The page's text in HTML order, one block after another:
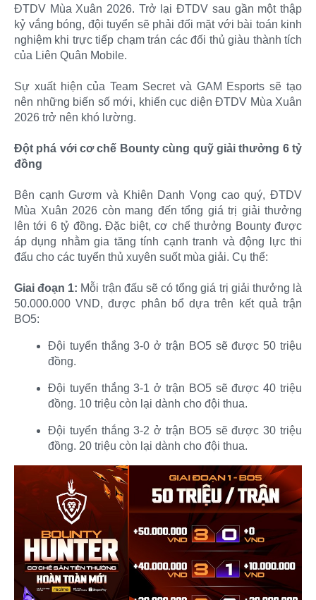
ĐTDV Mùa Xuân 2026. Trở lại ĐTDV sau gần một thập
kỷ vắng bóng, đội tuyển sẽ phải đối mặt với bài toán kinh
nghiệm khi trực tiếp chạm trán các đối thủ giàu thành tích
của Liên Quân Mobile.
Sự xuất hiện của Team Secret và GAM Esports sẽ tạo
nên những biến số mới, khiến cục diện ĐTDV Mùa Xuân
2026 trở nên khó lường.
Đột phá với cơ chế Bounty cùng quỹ giải thưởng 6 tỷ
đồng
Bên cạnh Gươm và Khiên Danh Vọng cao quý, ĐTDV
Mùa Xuân 2026 còn mang đến tổng giá trị giải thưởng
lên tới 6 tỷ đồng. Đặc biệt, cơ chế thưởng Bounty được
áp dụng nhằm gia tăng tính cạnh tranh và động lực thi
đấu cho các tuyển thủ xuyên suốt mùa giải. Cụ thể:
Giai đoạn 1: Mỗi trận đấu sẽ có tổng giá trị giải thưởng là
50.000.000 VND, được phân bổ dựa trên kết quả trận
BO5:​
Đội tuyển thắng 3-0 ở trận BO5 sẽ được 50 triệu
đồng.​
Đội tuyển thắng 3-1 ở trận BO5 sẽ được 40 triệu
đồng. 10 triệu còn lại dành cho đội thua.​
Đội tuyển thắng 3-2 ở trận BO5 sẽ được 30 triệu
đồng. 20 triệu còn lại dành cho đội thua. ​